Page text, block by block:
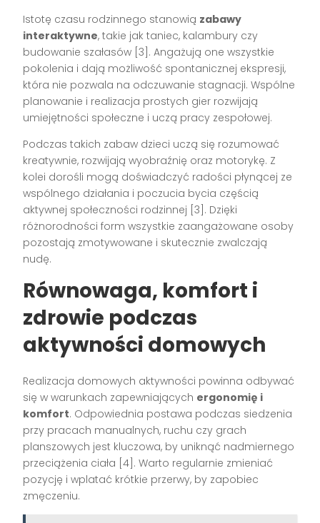
Istotę czasu rodzinnego stanowią zabawy
interaktywne, takie jak taniec, kalambury czy
budowanie szałasów [3] . Angażują one wszystkie
pokolenia i dają możliwość spontanicznej ekspresji,
która nie pozwala na odczuwanie stagnacji. Wspólne
planowanie i realizacja prostych gier rozwijają
umiejętności społeczne i uczą pracy zespołowej.
Podczas takich zabaw dzieci uczą się rozumować
kreatywnie, rozwijają wyobraźnię oraz motorykę. Z
kolei dorośli mogą doświadczyć radości płynącej ze
wspólnego działania i poczucia bycia częścią
aktywnej społeczności rodzinnej [3] . Dzięki
różnorodności form wszystkie zaangażowane osoby
pozostają zmotywowane i skutecznie zwalczają
nudę.
Równowaga, komfort i
zdrowie podczas
aktywności domowych
Realizacja domowych aktywności powinna odbywać
się w warunkach zapewniających ergonomię i
komfort. Odpowiednia postawa podczas siedzenia
przy pracach manualnych, ruchu czy grach
planszowych jest kluczowa, by uniknąć nadmiernego
przeciążenia ciała [4] . Warto regularnie zmieniać
pozycję i wplatać krótkie przerwy, by zapobiec
zmęczeniu.